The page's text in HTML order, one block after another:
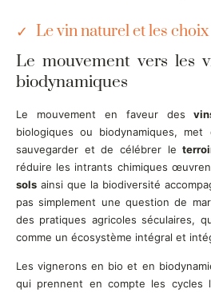
Le vin naturel et les
Le mouvement vers les
biodynamiques
Le mouvement en faveur des
biologiques ou biodynamiques, met
sauvegarder et de célébrer le
réduire les intrants chimiques
sols ainsi que la biodiversité
pas simplement une question de
des pratiques agricoles séculaires,
comme un écosystème intégral et
Les vignerons en bio et en
qui prennent en compte les cycles